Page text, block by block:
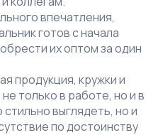
впечатления,
готов с начала
их оптом за один
продукция, кружки и
только в работе, но и в
выглядеть, но и
по достоинству